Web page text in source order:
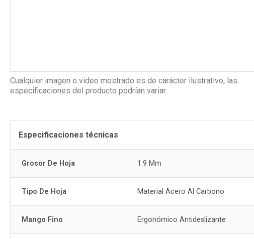
Cualquier imagen o video mostrado es de carácter ilustrativo, las
especificaciones del producto podrían variar.
Especificaciones técnicas
Grosor De Hoja 1.9 Mm
Tipo De Hoja Material Acero Al Carbono
Mango Fino Ergonómico Antideslizante